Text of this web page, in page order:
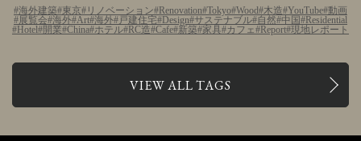
海外建築 東京 リノベーション Renovation Tokyo Wood 木造 YouTube 動画
展覧会 海外 Art 海外 戸建住宅 Design サステナブル 自然 中国
Residential
Hotel 開業 China ホテル RC造 Cafe 新築 家具 カフェ Report 現地レポート
VIEW ALL TAGS